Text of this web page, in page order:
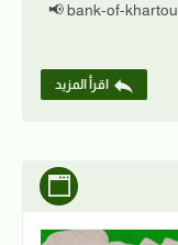
بالرئاسة bank-of-khartoum-financial-institution-assistant 📢
اقرأ المزيد